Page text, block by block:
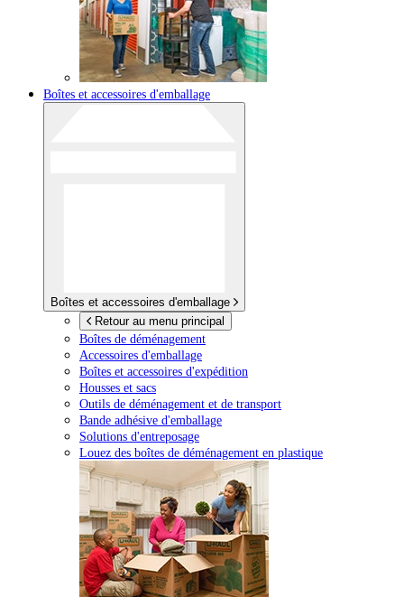
Boîtes et accessoires d'emballage
Boîtes et accessoires d'emballage
Retour au menu principal
Boîtes de déménagement
Accessoires d'emballage
Boîtes et accessoires d'expédition
Housses et sacs
Outils de déménagement et de transport
Bande adhésive d'emballage
Solutions d'entreposage
Louez des boîtes de déménagement en plastique